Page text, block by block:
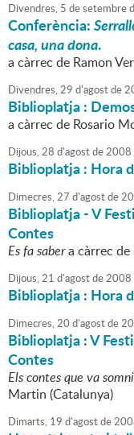
Divendres, 5 desetembre
Conferència:
casa, una dona.
a càrrec de Ramon
Divendres,29 d'agostde
Biblioplatja :
a càrrec de Rosario
Dijous,28 d'agostde2008
Biblioplatja : Hora
Dimecres,27 d'agostde
Biblioplatja - V
Contes
Es fa sabera càrrec de
Dijous,21 d'agostde2008
Biblioplatja : Hora
Dimecres,20 d'agostde
Biblioplatja : V
Contes
Els contes que va
Martin (Catalunya)
Dimarts, 19 d'agostde